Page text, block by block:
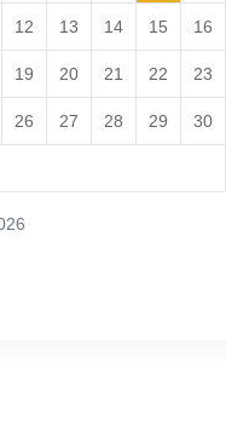
12 13 14 15 16
19 20 21 22 23
26 27 28 29 30